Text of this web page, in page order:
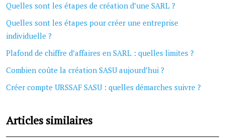
Quelles sont les étapes de création d’une SARL ?
Quelles sont les étapes pour créer une entreprise
individuelle ?
Plafond de chiffre d’affaires en SARL : quelles limites ?
Combien coûte la création SASU aujourd’hui ?
Créer compte URSSAF SASU : quelles démarches suivre ?
Articles similaires